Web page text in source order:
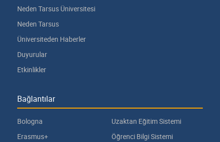
Neden Tarsus Üniversitesi
Neden Tarsus
Üniversiteden Haberler
Duyurular
Etkinlikler
Bağlantılar
Bologna
Erasmus+
Uzaktan Eğitim Sistemi
Öğrenci Bilgi Sistemi